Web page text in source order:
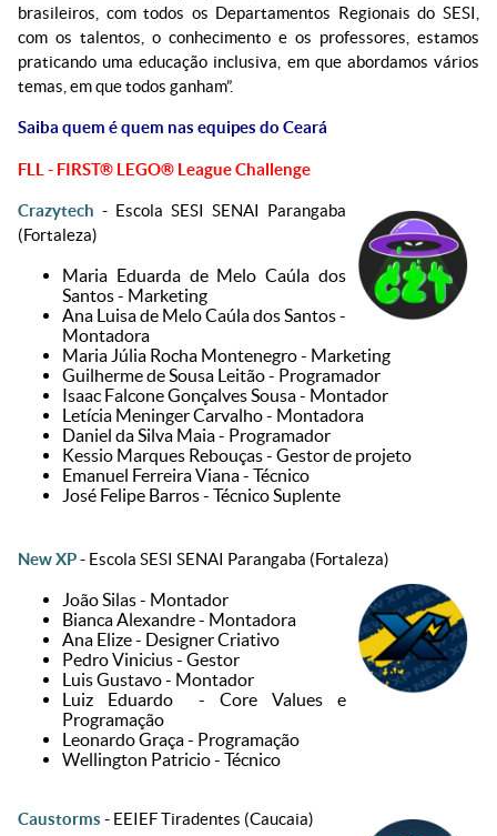
brasileiros, com todos os Departamentos Regionais do SESI,
com os talentos, o conhecimento e os professores, estamos
praticando uma educação inclusiva, em que abordamos vários
temas, em que todos ganham”.
Saiba quem é quem nas equipes do Ceará
FLL - FIRST® LEGO® League Challenge
Crazytech - Escola SESI SENAI Parangaba
(Fortaleza)
⁠⁠Maria Eduarda de Melo Caúla dos
Santos - Marketing
⁠Ana Luisa de Melo Caúla dos Santos -
Montadora
⁠Maria Júlia Rocha Montenegro - Marketing
⁠Guilherme de Sousa Leitão - Programador
⁠Isaac Falcone Gonçalves Sousa - Montador
⁠Letícia Meninger Carvalho - Montadora
⁠Daniel da Silva Maia - Programador
⁠Kessio Marques Rebouças - Gestor de projeto
Emanuel Ferreira Viana - Técnico
José Felipe Barros - Técnico Suplente
New XP- Escola SESI SENAI Parangaba (Fortaleza)
João Silas - Montador
Bianca Alexandre - Montadora
Ana Elize - Designer Criativo
Pedro Vinicius - Gestor
Luis Gustavo - Montador
Luiz Eduardo - Core Values e
Programação
Leonardo Graça - Programação
Wellington Patricio - Técnico
Caustorms - EEIEF Tiradentes (Caucaia)